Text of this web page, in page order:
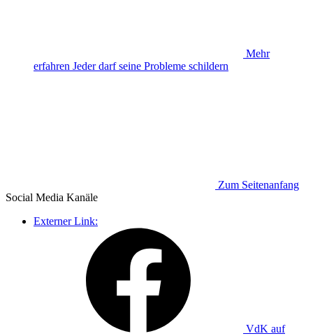
Mehr
erfahren Jeder darf seine Probleme schildern
Zum Seitenanfang
Social Media Kanäle
Externer Link:
VdK auf